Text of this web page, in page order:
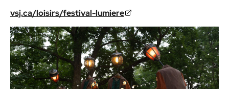
vsj.ca/loisirs/festival-lumiere